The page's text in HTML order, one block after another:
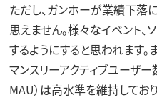
ただし、ガンホーが業績下落
思えません。様々なイベント
するようにすると思われます
マンスリーアクティブユーザ
MAU）は高水準を維持してお